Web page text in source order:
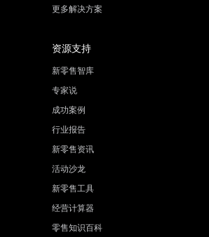
更多解决方案
资源支持
新零售智库
专家说
成功案例
行业报告
新零售资讯
活动沙龙
新零售工具
经营计算器
零售知识百科